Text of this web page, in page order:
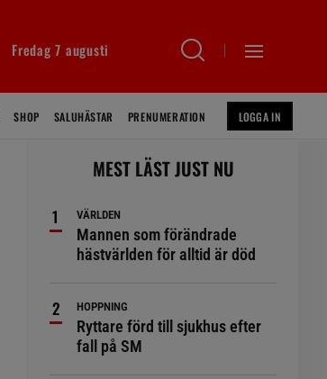
Fredag 7 augusti
SHOP SALUHÄSTAR PRENUMERATION LOGGA IN
MEST LÄST JUST NU
VÄRLDEN
Mannen som förändrade
hästvärlden för alltid är död
HOPPNING
Ryttare förd till sjukhus efter
fall på SM